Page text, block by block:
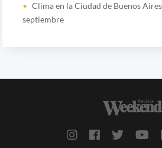
Clima en la Ciudad de Buenos
septiembre